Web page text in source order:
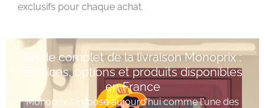
exclusifs pour chaque achat.
Guide complet de la livraison Monoprix :
services, options et produits disponibles
en France
Monoprix s'impose aujourd'hui comme l'une des